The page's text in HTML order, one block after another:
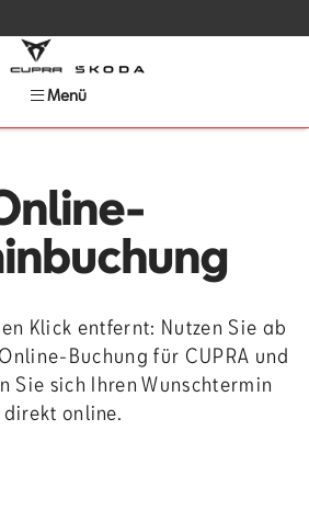
Menü
Klick entfernt: Nutzen Sie ab
Buchung für CUPRA und
Sie sich Ihren Wunschtermin
direkt online.